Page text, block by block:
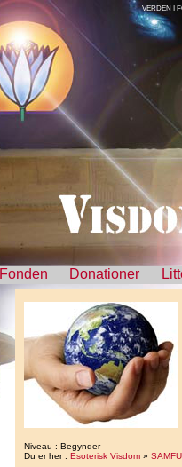
VERDEN I
Fonden Donationer
Niveau : Begynder
Du er her : Esoterisk Visdom »